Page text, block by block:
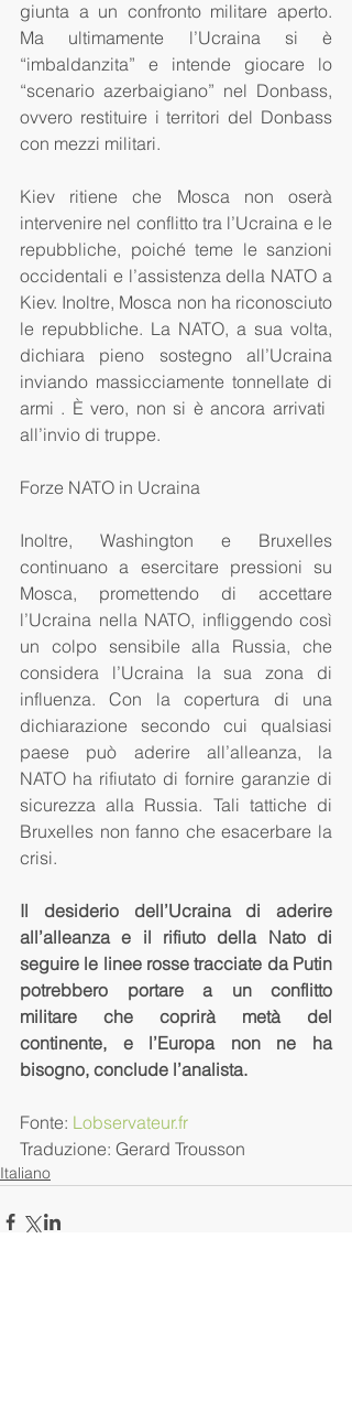
giunta a un confronto militare aperto.
Ma ultimamente l’Ucraina si è
“imbaldanzita” e intende giocare lo
“scenario azerbaigiano” nel Donbass,
ovvero restituire i territori del Donbass
con mezzi militari.
Kiev ritiene che Mosca non oserà
intervenire nel conflitto tra l’Ucraina e le
repubbliche, poiché teme le sanzioni
occidentali e l’assistenza della NATO a
Kiev. Inoltre, Mosca non ha riconosciuto
le repubbliche. La NATO, a sua volta,
dichiara pieno sostegno all’Ucraina
inviando massicciamente tonnellate di
armi . È vero, non si è ancora arrivati ​​
all’invio di truppe.
Forze NATO in Ucraina
Inoltre, Washington e Bruxelles
continuano a esercitare pressioni su
Mosca, promettendo di accettare
l’Ucraina nella NATO, infliggendo così
un colpo sensibile alla Russia, che
considera l’Ucraina la sua zona di
influenza. Con la copertura di una
dichiarazione secondo cui qualsiasi
paese può aderire all’alleanza, la
NATO ha rifiutato di fornire garanzie di
sicurezza alla Russia. Tali tattiche di
Bruxelles non fanno che esacerbare la
crisi.
Il desiderio dell’Ucraina di aderire
all’alleanza e il rifiuto della Nato di
seguire le linee rosse tracciate da Putin
potrebbero portare a un conflitto
militare che coprirà metà del
continente, e l’Europa non ne ha
bisogno, conclude l’analista.
Fonte: Lobservateur.fr
Traduzione: Gerard Trousson
Italiano